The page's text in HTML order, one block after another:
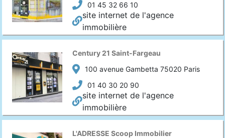
01 45 32 66 10
site internet de l'agence
immobilière
Century 21 Saint-Fargeau
100 avenue Gambetta 75020 Paris
01 40 30 20 90
site internet de l'agence
immobilière
L'ADRESSE Scoop Immobilier